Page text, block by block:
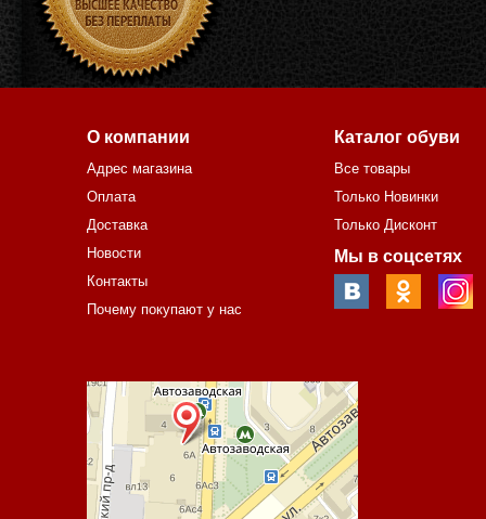
О компании
Адрес магазина
Оплата
Доставка
Новости
Контакты
Почему покупают у нас
Каталог обуви
Все товары
Только Новинки
Только Дисконт
Мы в соцсетях